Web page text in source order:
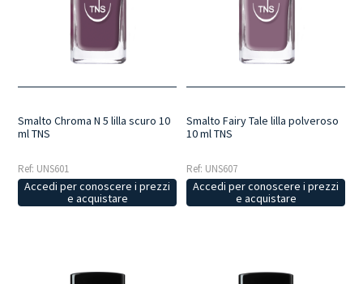
Smalto Chroma N 5 lilla scuro 10
ml TNS
Ref: UNS601
Accedi per conoscere i prezzi
e acquistare
Smalto Fairy Tale lilla polveroso
10 ml TNS
Ref: UNS607
Accedi per conoscere i prezzi
e acquistare